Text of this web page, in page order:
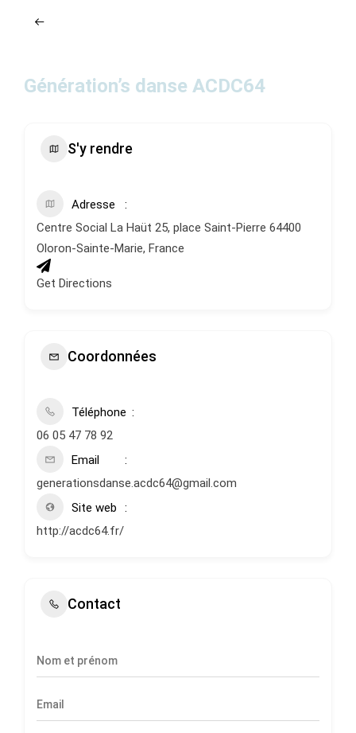
ACTUALITÉS
PAYER
Génération’s danse ACDC64
S'y rendre
Adresse
Centre Social La Haüt 25, place Saint-Pierre 64400
Oloron-Sainte-Marie, France
Get Directions
Coordonnées
Téléphone
06 05 47 78 92
Email
generationsdanse.acdc64@gmail.com
Site web
http://acdc64.fr/
Contact